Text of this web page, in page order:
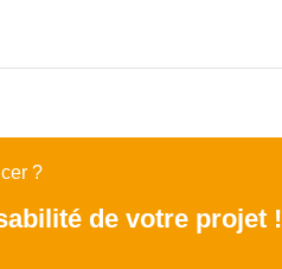
?
de votre projet !